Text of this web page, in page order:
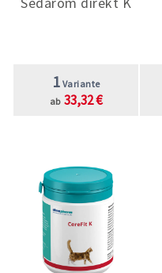
1 Variante
ab 33,32 €